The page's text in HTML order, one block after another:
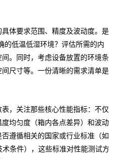
体要求范围、精度及波动度。是
的低温低湿环境？评估所需的内
。同时，考虑设备放置的环境条
尺寸等。一份清晰的需求清单是
，关注那些核心性能指标：不仅
均匀度（箱内各点差异）和波动
遵循相关的国家或行业标准（如
术条件），这些标准对性能测试方